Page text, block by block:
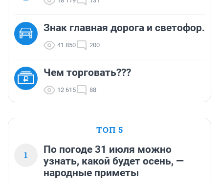
Знак главная дорога и светофор.
41 850 200
Чем торговать???
12 615 88
ТОП 5
1
По погоде 31 июля можно
узнать, какой будет осень, —
народные приметы